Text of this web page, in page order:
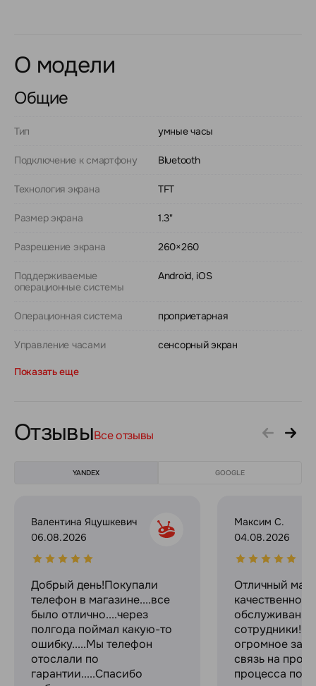
О модели
Общие
Тип умные часы
Подключение к смартфону Bluetooth
Технология экрана TFT
Размер экрана 1.3"
Разрешение экрана 260×260
Поддерживаемые
операционные системы
Android, iOS
Операционная система проприетарная
Управление часами сенсорный экран
Показать еще
ОтзывыВсе отзывы
YANDEX GOOGLE
Валентина Яцушкевич
06.08.2026
Добрый день!Покупали
телефон в магазине....все
было отлично....через
полгода поймал какую-то
ошибку.....Мы телефон
отослали по
гарантии.....Спасибо
Максим С.
04.08.2026
Отличный
качественное
сотрудники!
огромное за
связь на
процесса